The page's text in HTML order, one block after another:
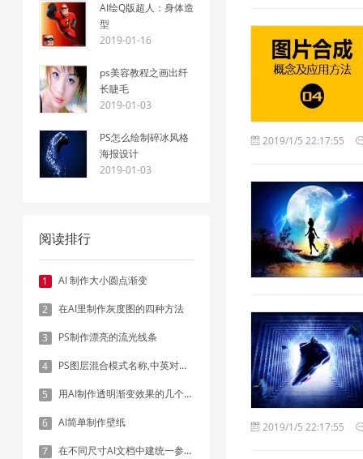
AI绘Q版超人：身体造
型
2019-01-16
ps美容教程之画出纤
长睫毛
2019-01-03
PS怎么绘制碎冰风格
海报设计
2019-01-03
阅读排行
1 AI 制作大小圆点渐变
2 在AI里制作灰度图的四种方法
3 PS制作漂亮的流光线条
4 PS图层混合模式名称,中英对照表
5 用AI制作透明渐变效果的几个方法
6 AI简单制作壁纸
7 在不同尺寸AI文档中建统一参考线 - 方法1：对齐和分布
2019/1/5 22:17:55
2019/1/5 22:17:55